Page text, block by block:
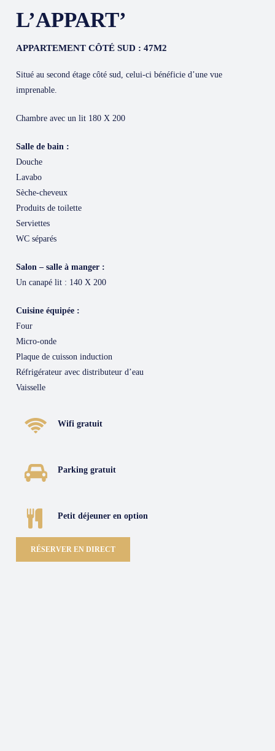
L’APPART’
APPARTEMENT CÔTÉ SUD : 47M2
Situé au second étage côté sud, celui-ci bénéficie d’une vue
imprenable.
Chambre avec un lit 180 X 200
Salle de bain :
Douche
Lavabo
Sèche-cheveux
Produits de toilette
Serviettes
WC séparés
Salon – salle à manger :
Un canapé lit : 140 X 200
Cuisine équipée :
Four
Micro-onde
Plaque de cuisson induction
Réfrigérateur avec distributeur d’eau
Vaisselle
Wifi gratuit
Parking gratuit
Petit déjeuner en option
RÉSERVER EN DIRECT